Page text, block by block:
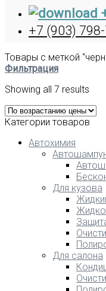
+7 (903)
Товары с меткой
Фильтрация
Showing all 7 results
Категории товаров
Автохимия
Для кузова
Для салона